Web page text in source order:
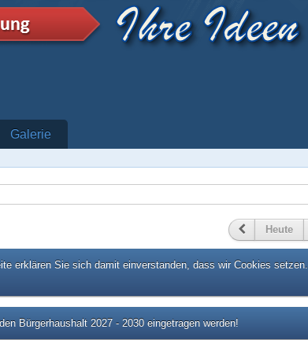
Galerie
Heute
erklären Sie sich damit einverstanden, dass wir Cookies setzen.
Bürgerhaushalt 2027 - 2030 eingetragen werden!